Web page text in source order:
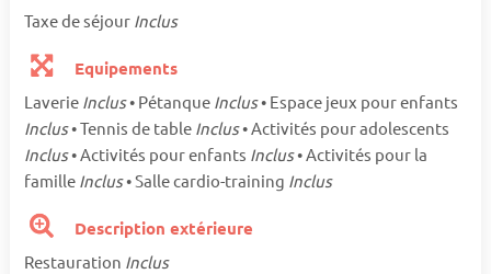
Taxe de séjour Inclus
Equipements
Laverie Inclus• Pétanque Inclus• Espace jeux pour enfants
Inclus• Tennis de table Inclus• Activités pour adolescents
Inclus• Activités pour enfants Inclus• Activités pour la
famille Inclus• Salle cardio-training Inclus
Description extérieure
Restauration Inclus